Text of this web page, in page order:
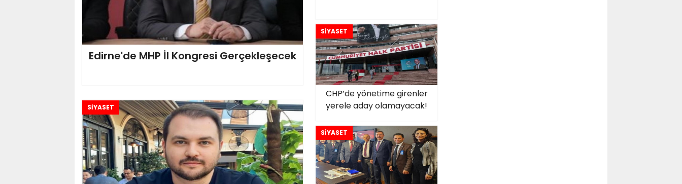
Edirne'de MHP İl Kongresi Gerçekleşecek
SİYASET
CHP’de yönetime girenler
yerele aday olamayacak!
SİYASET
SİYASET